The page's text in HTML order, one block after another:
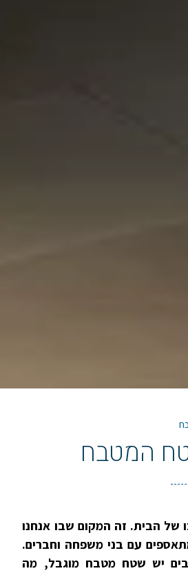
המטבח
של הבית. זה המקום שבו אנחנו
עם בני משפחה וחברים.
יש שטח מטבח מוגבל, מה